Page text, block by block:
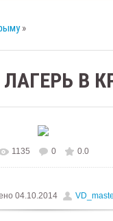
»
В
реальном размере 576x768
1135 0 0.0
04.10.2014